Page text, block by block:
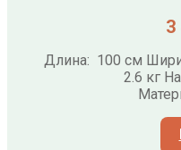
3
Длина: 100 см
2.6 кг